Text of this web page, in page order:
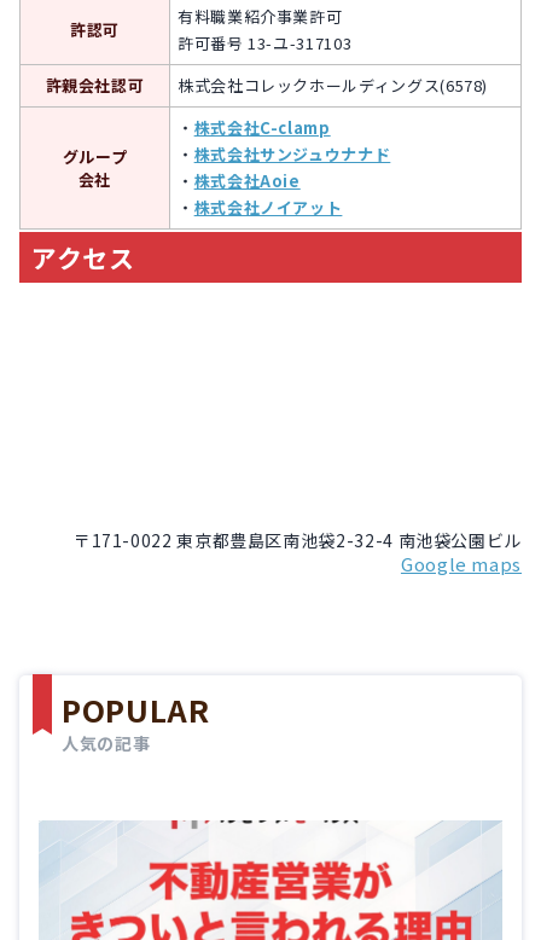
許認可
有料職業紹介事業許可
許可番号 13-ユ-317103
許親会社認可 株式会社コレックホールディングス(6578)
グループ
会社
・ 株式会社C-clamp
・ 株式会社サンジュウナナド
・ 株式会社Aoie
・ 株式会社ノイアット
アクセス
〒171-0022 東京都豊島区南池袋2-32-4 南池袋公園ビル
Google maps
POPULAR